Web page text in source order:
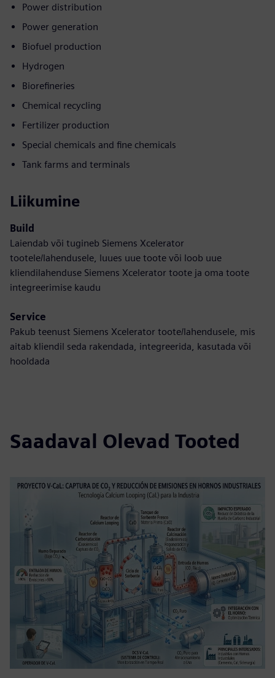
Power distribution
Power generation
Biofuel production
Hydrogen
Biorefineries
Chemical recycling
Fertilizer production
Special chemicals and fine chemicals
Tank farms and terminals
Liikumine
Build
Laiendab või tugineb Siemens Xcelerator
tootele/lahendusele, luues uue toote või loob uue
kliendilahenduse Siemens Xcelerator toote ja oma toote
integreerimise kaudu
Service
Pakub teenust Siemens Xcelerator toote/lahendusele, mis
aitab kliendil seda rakendada, integreerida, kasutada või
hooldada
Saadaval Olevad Tooted